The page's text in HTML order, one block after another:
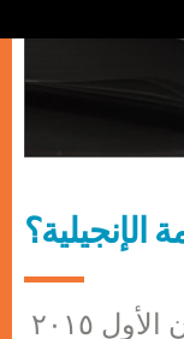
الإنجيلية؟